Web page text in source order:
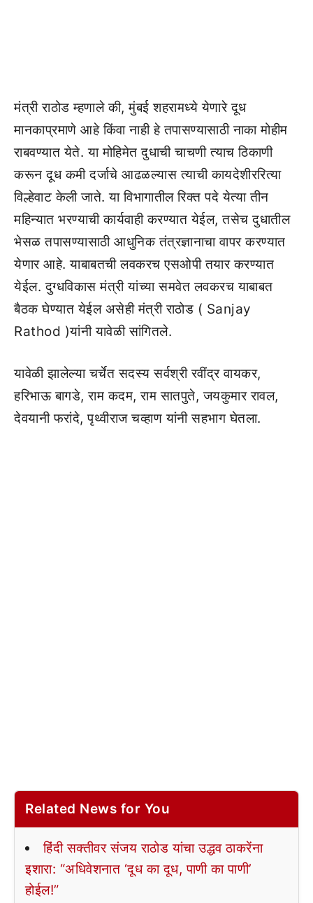
मंत्री राठोड म्हणाले की, मुंबई शहरामध्ये येणारे दूध
मानकाप्रमाणे आहे किंवा नाही हे तपासण्यासाठी नाका मोहीम
राबवण्यात येते. या मोहिमेत दुधाची चाचणी त्याच ठिकाणी
करून दूध कमी दर्जाचे आढळल्यास त्याची कायदेशीररित्या
विल्हेवाट केली जाते. या विभागातील रिक्त पदे येत्या तीन
महिन्यात भरण्याची कार्यवाही करण्यात येईल, तसेच दुधातील
भेसळ तपासण्यासाठी आधुनिक तंत्रज्ञानाचा वापर करण्यात
येणार आहे. याबाबतची लवकरच एसओपी तयार करण्यात
येईल. दुग्धविकास मंत्री यांच्या समवेत लवकरच याबाबत
बैठक घेण्यात येईल असेही मंत्री राठोड ( Sanjay
Rathod )यांनी यावेळी सांगितले.
यावेळी झालेल्या चर्चेत सदस्य सर्वश्री रवींद्र वायकर,
हरिभाऊ बागडे, राम कदम, राम सातपुते, जयकुमार रावल,
देवयानी फरांदे, पृथ्वीराज चव्हाण यांनी सहभाग घेतला.
Related News for You
हिंदी सक्तीवर संजय राठोड यांचा उद्धव ठाकरेंना
इशारा: “अधिवेशनात ‘दूध का दूध, पाणी का पाणी’
होईल!”